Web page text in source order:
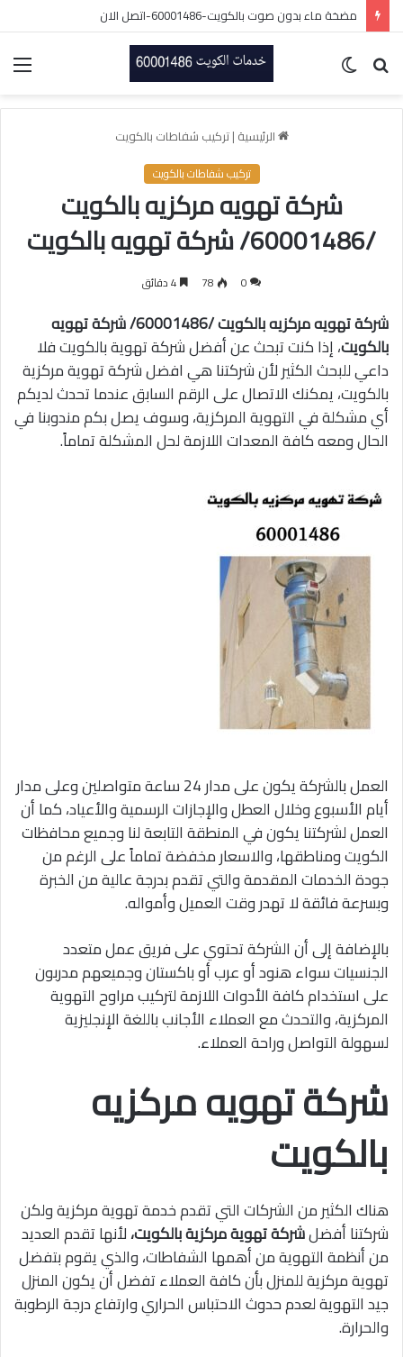
مضخة ماء بدون صوت بالكويت-60001486-اتصل الان
بحث
الرئيسية |تركيب شفاطات بالكويت
تركيب شفاطات بالكويت
شركة تهويه مركزيه بالكويت
/60001486/ شركة تهويه بالكويت
0
78
شركة تهويه مركزيه بالكويت /60001486/ شركة تهويه
بالكويت، إذا كنت تبحث عن أفضل شركة تهوية بالكويت فلا
داعي للبحث الكثير لأن شركتنا هي افضل شركة تهوية مركزية
بالكويت، يمكنك الاتصال على الرقم السابق عندما تحدث لديكم
أي مشكلة في التهوية المركزية، وسوف يصل بكم مندوبنا في
الحال ومعه كافة المعدات اللازمة لحل المشكلة تماماً.
العمل بالشركة يكون على مدار 24 ساعة متواصلين وعلى مدار
أيام الأسبوع وخلال العطل والإجازات الرسمية والأعياد، كما أن
العمل لشركتنا يكون في المنطقة التابعة لنا وجميع محافظات
الكويت ومناطقها، والاسعار مخفضة تماماً على الرغم من
جودة الخدمات المقدمة والتي تقدم بدرجة عالية من الخبرة
وبسرعة فائقة لا تهدر وقت العميل وأمواله.
بالإضافة إلى أن الشركة تحتوي على فريق عمل متعدد
الجنسيات سواء هنود أو عرب أو باكستان وجميعهم مدربون
على استخدام كافة الأدوات اللازمة لتركيب مراوح التهوية
المركزية، والتحدث مع العملاء الأجانب باللغة الإنجليزية
لسهولة التواصل وراحة العملاء.
شركة تهويه مركزيه
بالكويت
هناك الكثير من الشركات التي تقدم خدمة تهوية مركزية ولكن
شركتنا أفضلشركة تهوية مركزية بالكويت،لأنها تقدم العديد
من أنظمة التهوية من أهمها الشفاطات، والذي يقوم بتفضل
تهوية مركزية للمنزل بأن كافة العملاء تفضل أن يكون المنزل
جيد التهوية لعدم حدوث الاحتباس الحراري وارتفاع درجة الرطوبة
والحرارة.